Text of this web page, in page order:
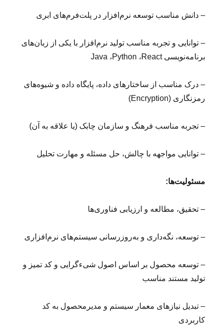
– دانش مناسب توسعه نرم‌افزار در پلت‌فرم‌های ابری
– توانایی و تجربه مناسب تولید نرم‌افزار با یکی از زبان‌های
برنامه‌نویسی Java ،Python ،React
– درک مناسب از ساختارهای داده، پایگاه داده و شیوه‌های
رمزنگاری (Encryption)
– تجربه مناسب فرهنگ و سازمان چابک (یا علاقه به آن)
– توانایی مواجهه با چالش، حل مسئله و مهارت تحلیل
مسئولیت‌ها:
– تحقیق، مطالعه و ارزیابی فناوری‌ها
– توسعه، نگه‌داری و به‌روزرسانی سیستم‌های نرم‌افزاری
– توسعه محصول بر اساس اصول شیءگرایی و کد تمیز و
تولید مستند مناسب
– تبدیل نیازهای معمار سیستم و مدیرمحصول به کد
کاربردی